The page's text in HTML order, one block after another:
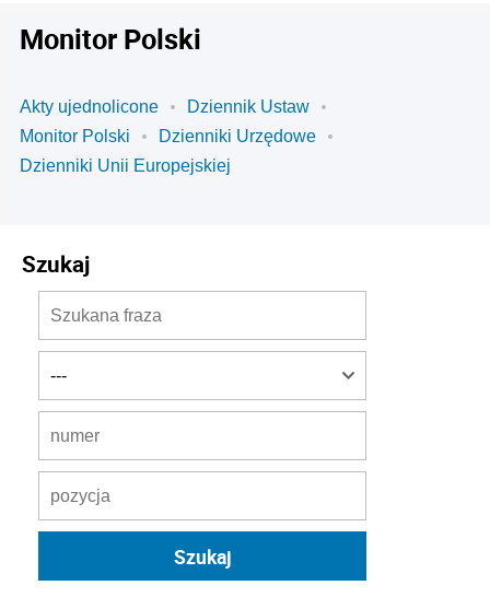
Monitor Polski
Akty ujednolicone
Dziennik Ustaw
Monitor Polski
Dzienniki Urzędowe
Dzienniki Unii Europejskiej
Szukaj